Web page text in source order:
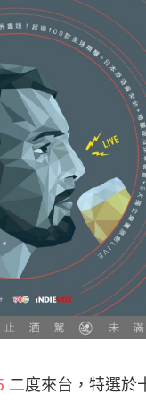
二度來台，特選於